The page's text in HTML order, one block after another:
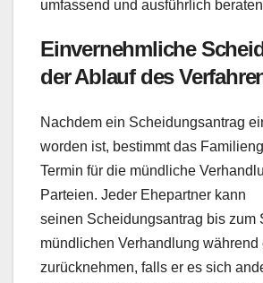
umfassend und ausführlich
Einvernehmliche
der Ablauf des
Nachdem ein Scheidungsantrag
worden ist, bestimmt das
Termin für die mündliche
Parteien. Jeder Ehepartner kann
seinen Scheidungsantrag bis zum
mündlichen Verhandlung während
zurücknehmen, falls er es sich